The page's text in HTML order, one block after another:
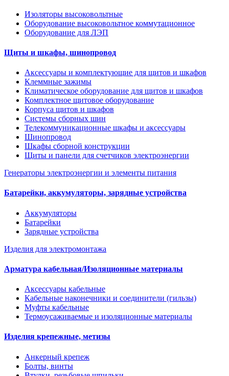
Изоляторы высоковольтные
Оборудование высоковольтное коммутационное
Оборудование для ЛЭП
Щиты и шкафы, шинопровод
Аксессуары и комплектующие для щитов и шкафов
Клеммные зажимы
Климатическое оборудование для щитов и шкафов
Комплектное щитовое оборудование
Корпуса щитов и шкафов
Системы сборных шин
Телекоммуникационные шкафы и аксессуары
Шинопровод
Шкафы сборной конструкции
Щиты и панели для счетчиков электроэнергии
Генераторы электроэнергии и элементы питания
Батарейки, аккумуляторы, зарядные устройства
Аккумуляторы
Батарейки
Зарядные устройства
Изделия для электромонтажа
Арматура кабельная/Изоляционные материалы
Аксессуары кабельные
Кабельные наконечники и соединители (гильзы)
Муфты кабельные
Термоусаживаемые и изоляционные материалы
Изделия крепежные, метизы
Анкерный крепеж
Болты, винты